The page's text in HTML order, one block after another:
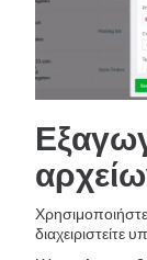
διαχειριστείτε